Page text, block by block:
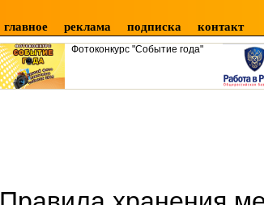
главное реклама подписка контакт
Фотоконкурс "Событие года"